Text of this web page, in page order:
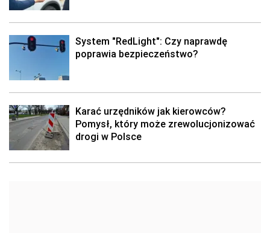
System "RedLight": Czy naprawdę
poprawia bezpieczeństwo?
Karać urzędników jak kierowców?
Pomysł, który może zrewolucjonizować
drogi w Polsce